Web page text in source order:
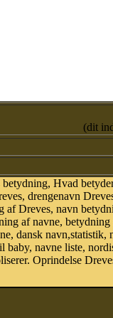
(dit
Hvad
drengenavn
af Dreves, navn
af navne,
dansk
baby, navne liste,
Oprindelse